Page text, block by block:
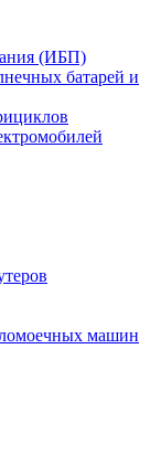
(ИБП)
батарей и
машин